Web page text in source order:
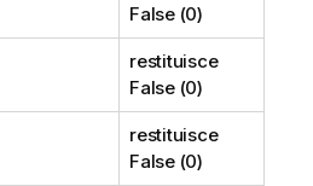
False (0)
restituisce
False (0)
restituisce
False (0)